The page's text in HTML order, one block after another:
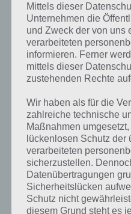
Winter ist die kälteste
gemäßigten, subpolaren und
Dabei gibt es sowohl den
meterologischen Winter.
Beim kalendarischen Winter
senkreich zum Wendekreis der
Nordhemisphäre, also auch hier
22. Dezember. Der Tag ist hier
erwähnt den meterologischen
Nordhalbkugel am 1. Dezember
Dezember, Januar und Februar.
Kommen wir mal zu Rekorden.
in Deutschland war? Dies war
Mittels dieser
Unternehmen die
und Zweck der von uns
verarbeiteten
informieren. Ferner
mittels dieser
zustehenden Rechte
Wir haben als für die
zahlreiche technische
Maßnahmen
lückenlosen Schutz der
verarbeiteten
sicherzustellen.
Datenübertragungen
Sicherheitslücken
Schutz nicht
diesem Grund steht es